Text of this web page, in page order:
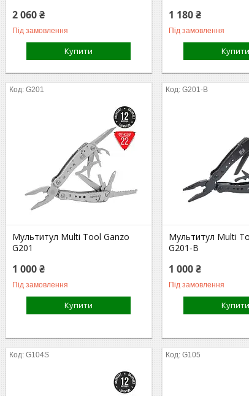
2 060 ₴
Під замовлення
Купити
1 180 ₴
Під замовлення
Купити
G201
Мультитул Multi Tool Ganzo
G201
1 000 ₴
Під замовлення
Купити
G201-B
Мультитул Multi
G201-B
1 000 ₴
Під замовлення
Купити
G104S G105